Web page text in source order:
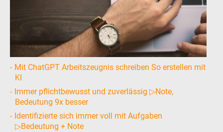
Mit ChatGPT Arbeitszeugnis schreiben So erstellen mit
KI
Immer pflichtbewusst und zuverlässig ▷Note,
Bedeutung 9x besser
Identifizierte sich immer voll mit Aufgaben
▷Bedeutung + Note